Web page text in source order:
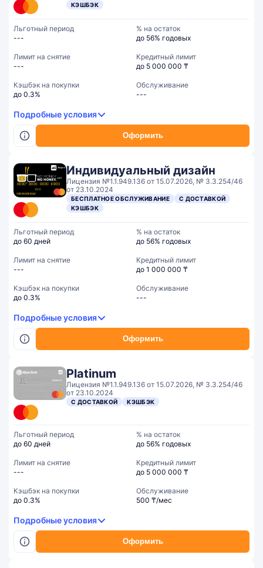
КЭШБЭК
Оформить
Льготный период
---
% на остаток
до 56% годовых
Лимит на снятие
---
Кредитный лимит
до 5 000 000 ₸
Кэшбэк на покупки
до 0.3%
Обслуживание
---
Подробные условия
Индивидуальный дизайн
Лицензия №1.1.949.136 от 15.07.2026, № 3.3.254/46
от 23.10.2024
БЕСПЛАТНОЕ ОБСЛУЖИВАНИЕ
С ДОСТАВКОЙ
КЭШБЭК
Оформить
Льготный период
до 60 дней
% на остаток
до 56% годовых
Лимит на снятие
---
Кредитный лимит
до 1 000 000 ₸
Кэшбэк на покупки
до 0.3%
Обслуживание
---
Подробные условия
Platinum
Лицензия №1.1.949.136 от 15.07.2026, № 3.3.254/46
от 23.10.2024
С ДОСТАВКОЙ КЭШБЭК
Оформить
Льготный период
до 60 дней
% на остаток
до 56% годовых
Лимит на снятие
---
Кредитный лимит
до 5 000 000 ₸
Кэшбэк на покупки
до 0.3%
Обслуживание
500 ₸/мес
Подробные условия